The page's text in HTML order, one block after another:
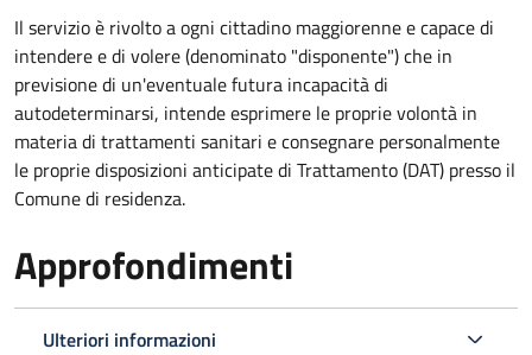
Il servizio è rivolto a ogni cittadino maggiorenne e capace di
intendere e di volere (denominato "disponente") che in
previsione di un'eventuale futura incapacità di
autodeterminarsi, intende esprimere le proprie volontà in
materia di trattamenti sanitari e consegnare personalmente
le proprie disposizioni anticipate di Trattamento (DAT) presso il
Comune di residenza.
Approfondimenti
Ulteriori informazioni